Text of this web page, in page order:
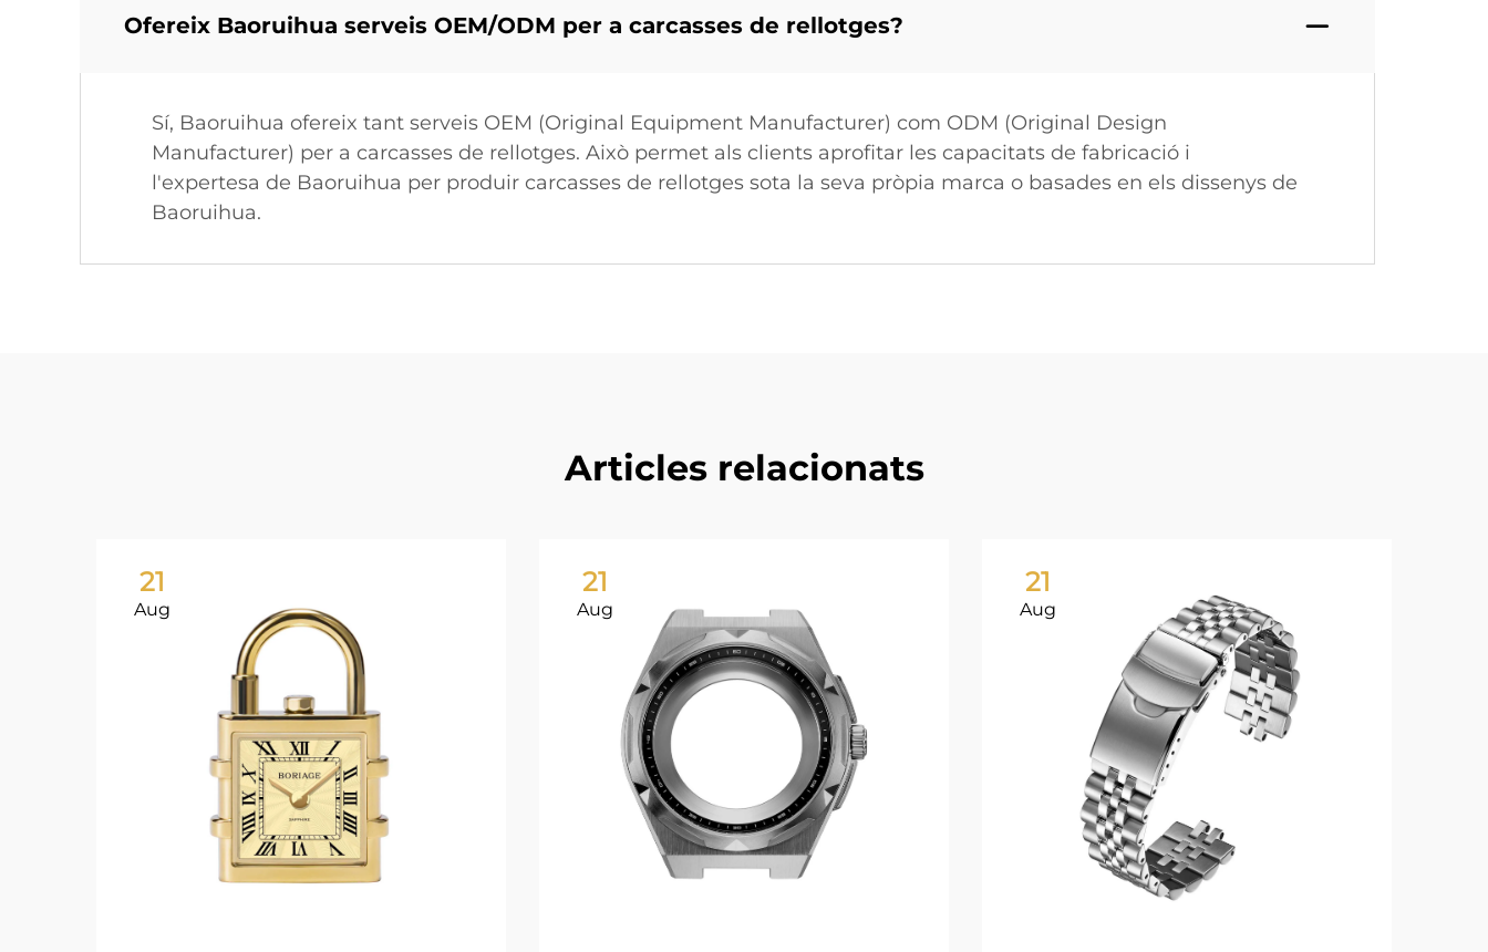
Ofereix Baoruihua serveis OEM/ODM per a carcasses de rellotges?
Sí, Baoruihua ofereix tant serveis OEM (Original Equipment Manufacturer) com ODM (Original Design
Manufacturer) per a carcasses de rellotges. Això permet als clients aprofitar les capacitats de fabricació i
l'expertesa de Baoruihua per produir carcasses de rellotges sota la seva pròpia marca o basades en els dissenys de
Baoruihua.
Articles relacionats
21
Aug
21
Aug
21
Aug